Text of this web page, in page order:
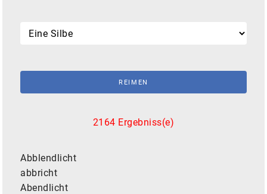
2164 Ergebniss(e)
Abblendlicht
abbricht
Abendlicht